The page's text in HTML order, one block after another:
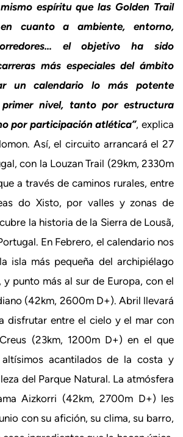
espíritu que las Golden Trail
en cuanto a ambiente, entorno,
el objetivo ha sido
más especiales del ámbito
un calendario lo más potente
nivel, tanto por estructura
por participación atlética”, explica
Así, el circuito arrancará el 27
con la Louzan Trail (29km, 2330m
a través de caminos rurales, entre
do Xisto, por valles y zonas de
la historia de la Sierra de Lousã,
En Febrero, el calendario nos
isla más pequeña del archipiélago
punto más al sur de Europa, con el
(42km, 2600m D+). Abril llevará
disfrutar entre el cielo y el mar con
(23km, 1200m D+) en el que
acantilados de la costa y
del Parque Natural. La atmósfera
Aizkorri (42km, 2700m D+) les
con su afición, su clima, su barro,